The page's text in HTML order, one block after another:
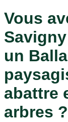
Vous
un
abattre
arbres ?